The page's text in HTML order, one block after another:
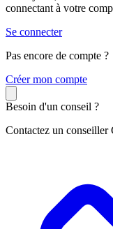
connectant à votre
Se connecter
Pas encore de compte ?
Créer mon compte
Besoin d'un conseil ?
Contactez un conseiller